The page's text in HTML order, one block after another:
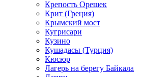
Крепость Орешек
Крит (Греция)
Крымский мост
Кугрисари
Кузино
Кушадасы (Турция)
Кюсюр
Лагерь на берегу Байкала